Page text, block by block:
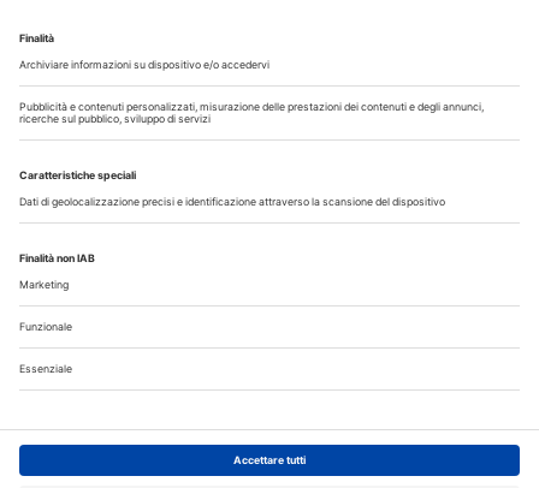
Il flusso di lavoro dell’odontoiatra chairside
Odontoiatria33
Copyright © 2026 - All Rights Reserved
Autori
Contattaci